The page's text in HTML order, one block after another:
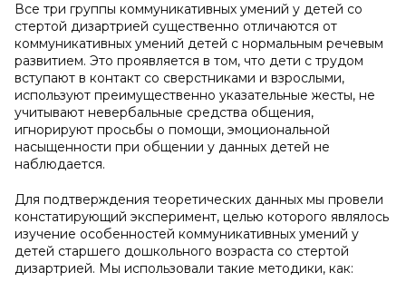
Все три группы коммуникативных умений у детей со
стертой дизартрией существенно отличаются от
коммуникативных умений детей с нормальным речевым
развитием. Это проявляется в том, что дети с трудом
вступают в контакт со сверстниками и взрослыми,
используют преимущественно указательные жесты, не
учитывают невербальные средства общения,
игнорируют просьбы о помощи, эмоциональной
насыщенности при общении у данных детей не
наблюдается.
Для подтверждения теоретических данных мы провели
констатирующий эксперимент, целью которого являлось
изучение особенностей коммуникативных умений у
детей старшего дошкольного возраста со стертой
дизартрией. Мы использовали такие методики, как: